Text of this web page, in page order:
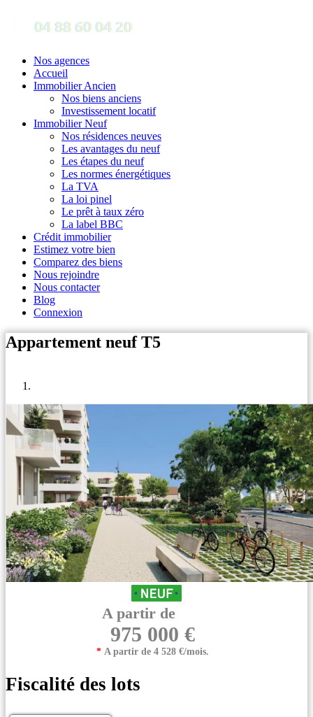
Nos agences
Accueil
Immobilier Ancien
Nos biens anciens
Investissement locatif
Immobilier Neuf
Nos résidences neuves
Les avantages du neuf
Les étapes du neuf
Les normes énergétiques
La TVA
La loi pinel
Le prêt à taux zéro
La label BBC
Crédit immobilier
Estimez votre bien
Comparez des biens
Nous rejoindre
Nous contacter
Blog
Connexion
Appartement neuf T5
A partir de
975 000 €
*A partir de 4 528 €/mois.
Fiscalité des lots